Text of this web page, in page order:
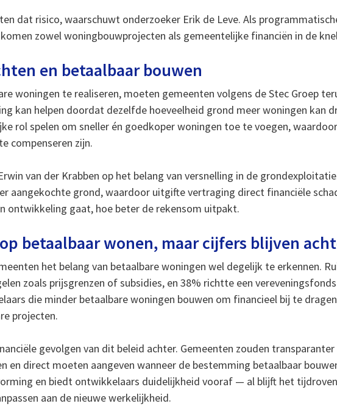
dat risico, waarschuwt onderzoeker Erik de Leve. Als
zowel woningbouwprojecten als gemeentelijke financiën in de
en betaalbaar bouwen
woningen te realiseren, moeten gemeenten volgens de Stec Groep
kan helpen doordat dezelfde hoeveelheid grond meer woningen kan
rol spelen om sneller én goedkoper woningen toe te voegen,
compenseren zijn.
van der Krabben op het belang van versnelling in de
aangekochte grond, waardoor uitgifte vertraging direct financiële
ontwikkeling gaat, hoe beter de rekensom uitpakt.
betaalbaar wonen, maar cijfers blijven
het belang van betaalbare woningen wel degelijk te erkennen.
zoals prijsgrenzen of subsidies, en 38% richtte een
die minder betaalbare woningen bouwen om financieel bij te
projecten.
gevolgen van dit beleid achter. Gemeenten zouden transparanter
en direct moeten aangeven wanneer de bestemming betaalbaar
en biedt ontwikkelaars duidelijkheid vooraf — al blijft het
aan de nieuwe werkelijkheid.